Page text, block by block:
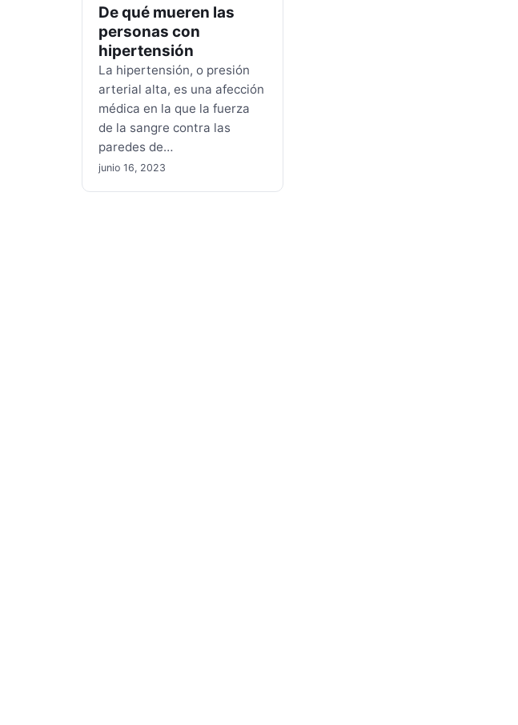
De qué mueren las
personas con
hipertensión
La hipertensión, o presión
arterial alta, es una afección
médica en la que la fuerza
de la sangre contra las
paredes de…
junio 16, 2023